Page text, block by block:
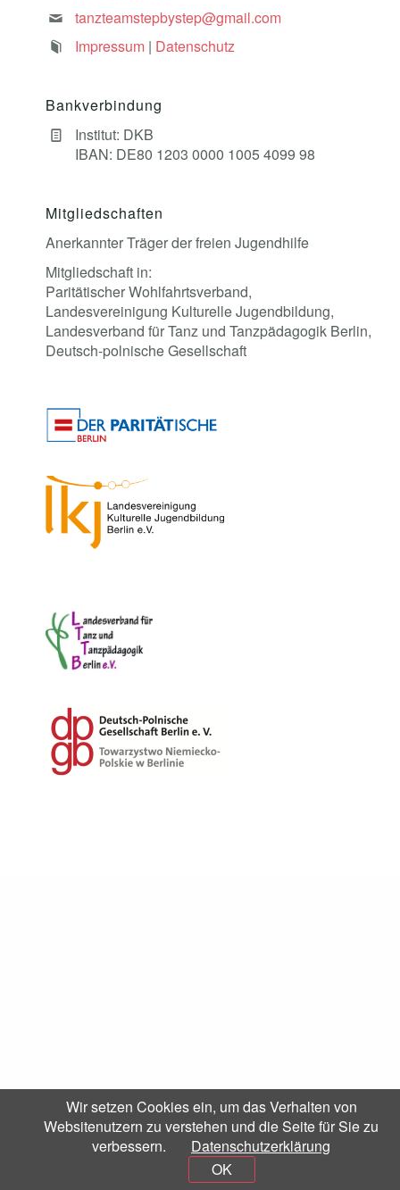
tanzteamstepbystep@gmail.com
Impressum | Datenschutz
Bankverbindung
Institut: DKB
IBAN: DE80 1203 0000 1005 4099 98
Mitgliedschaften
Anerkannter Träger der freien Jugendhilfe
Mitgliedschaft in:
Paritätischer Wohlfahrtsverband,
Landesvereinigung Kulturelle Jugendbildung,
Landesverband für Tanz und Tanzpädagogik Berlin,
Deutsch-polnische Gesellschaft
Wir setzen Cookies ein, um das Verhalten von
Websitenutzern zu verstehen und die Seite für Sie zu
verbessern.
Datenschutzerklärung
OK